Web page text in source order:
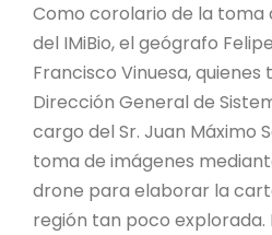
Como corolario de la
del IMiBio, el geógrafo
Francisco Vinuesa,
Dirección General de
cargo del Sr. Juan Máximo
toma de imágenes
drone para elaborar la
región tan poco explorada.